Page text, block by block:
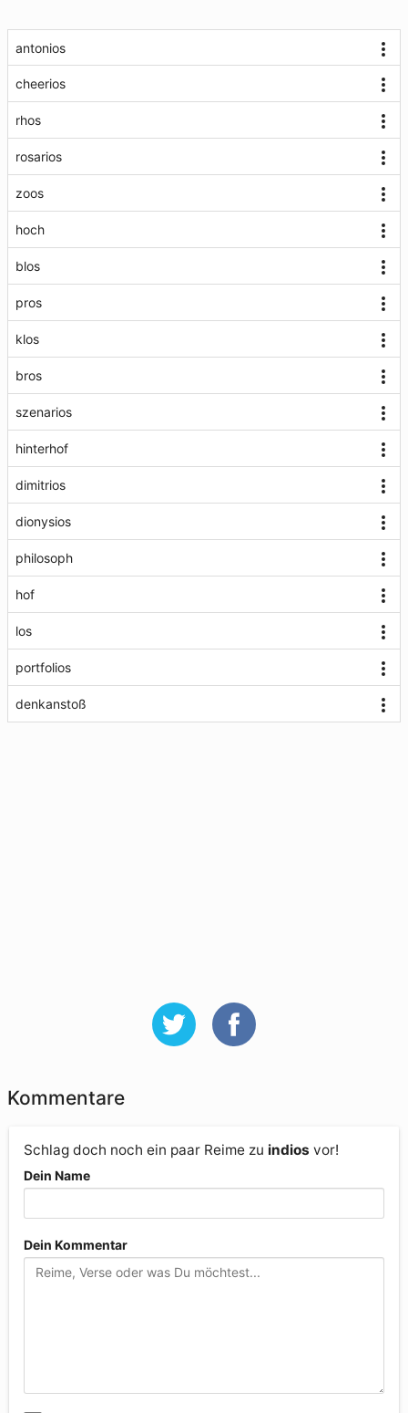
antonios
cheerios
rhos
rosarios
zoos
hoch
blos
pros
klos
bros
szenarios
hinterhof
dimitrios
dionysios
philosoph
hof
los
portfolios
denkanstoß
Kommentare
Schlag doch noch ein paar Reime zu indios vor!
Dein Name
Dein Kommentar